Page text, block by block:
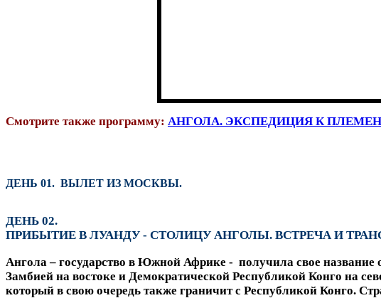
Смотрите также программу: АНГОЛА. ЭКСПЕДИЦИЯ К
ДЕНЬ 01. ВЫЛЕТ ИЗ МОСКВЫ.
ДЕНЬ 02.
ПРИБЫТИЕ В ЛУАНДУ - СТОЛИЦУ АНГОЛЫ. ВСТРЕЧА И
Ангола – государство в Южной Африке - получила свое название
Замбией на востоке и Демократической Республикой Конго на
который в свою очередь также граничит с Республикой Конго.